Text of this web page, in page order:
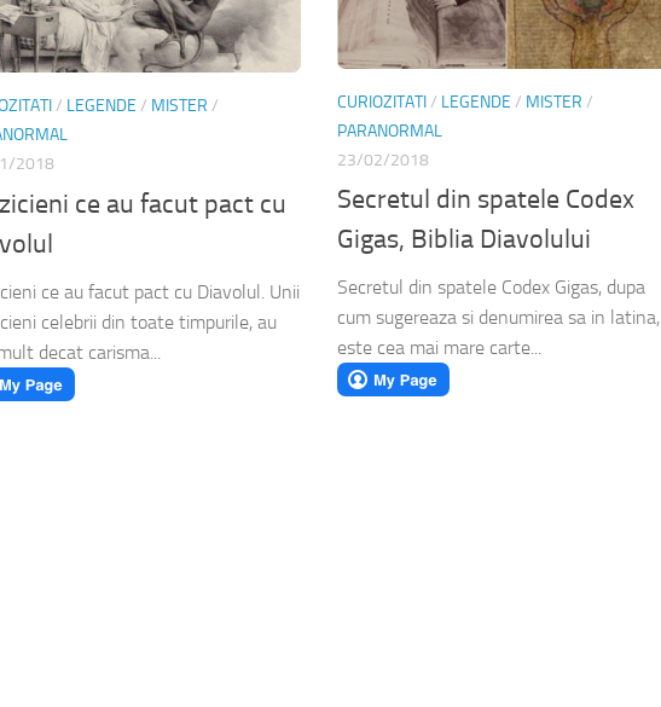
/ LEGENDE / MISTER /
2018
ce au facut pact cu
ce au facut pact cu Diavolul. Unii
celebrii din toate timpurile, au
decat carisma...
CURIOZITATI/ LEGENDE / MISTER /
PARANORMAL
23/02/2018
Secretul din spatele Codex
Gigas, Biblia Diavolului
Secretul din spatele Codex Gigas, dupa
cum sugereaza si denumirea sa in latina,
este cea mai mare carte...